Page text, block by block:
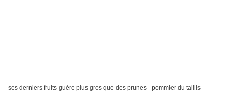
ses derniers fruits guère plus gros que des prunes - pommier du taillis